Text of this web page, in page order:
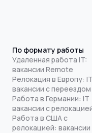
По формату работы
Удаленная работа IT:
вакансии Remote
Релокация в Европу: IT
вакансии с переездом
Работа в Германии: IT
вакансии с
Работа в США с
релокацией: вакансии